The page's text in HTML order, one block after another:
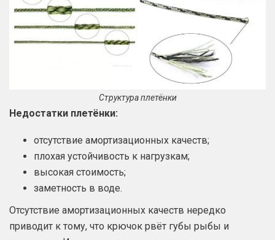
Структура плетёнки
Недостатки плетёнки:
отсутствие амортизационных качеств;
плохая устойчивость к нагрузкам;
высокая стоимость;
заметность в воде.
Отсутствие амортизационных качеств нередко
приводит к тому, что крючок рвёт губы рыбы и